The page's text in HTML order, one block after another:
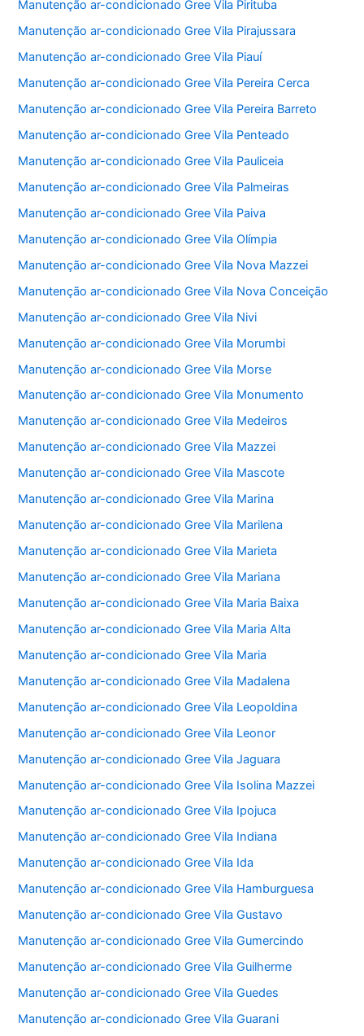
Manutenção ar-condicionado Gree Vila Pirituba
Manutenção ar-condicionado Gree Vila Pirajussara
Manutenção ar-condicionado Gree Vila Piauí
Manutenção ar-condicionado Gree Vila Pereira Cerca
Manutenção ar-condicionado Gree Vila Pereira Barreto
Manutenção ar-condicionado Gree Vila Penteado
Manutenção ar-condicionado Gree Vila Pauliceia
Manutenção ar-condicionado Gree Vila Palmeiras
Manutenção ar-condicionado Gree Vila Paiva
Manutenção ar-condicionado Gree Vila Olímpia
Manutenção ar-condicionado Gree Vila Nova Mazzei
Manutenção ar-condicionado Gree Vila Nova Conceição
Manutenção ar-condicionado Gree Vila Nivi
Manutenção ar-condicionado Gree Vila Morumbi
Manutenção ar-condicionado Gree Vila Morse
Manutenção ar-condicionado Gree Vila Monumento
Manutenção ar-condicionado Gree Vila Medeiros
Manutenção ar-condicionado Gree Vila Mazzei
Manutenção ar-condicionado Gree Vila Mascote
Manutenção ar-condicionado Gree Vila Marina
Manutenção ar-condicionado Gree Vila Marilena
Manutenção ar-condicionado Gree Vila Marieta
Manutenção ar-condicionado Gree Vila Mariana
Manutenção ar-condicionado Gree Vila Maria Baixa
Manutenção ar-condicionado Gree Vila Maria Alta
Manutenção ar-condicionado Gree Vila Maria
Manutenção ar-condicionado Gree Vila Madalena
Manutenção ar-condicionado Gree Vila Leopoldina
Manutenção ar-condicionado Gree Vila Leonor
Manutenção ar-condicionado Gree Vila Jaguara
Manutenção ar-condicionado Gree Vila Isolina Mazzei
Manutenção ar-condicionado Gree Vila Ipojuca
Manutenção ar-condicionado Gree Vila Indiana
Manutenção ar-condicionado Gree Vila Ida
Manutenção ar-condicionado Gree Vila Hamburguesa
Manutenção ar-condicionado Gree Vila Gustavo
Manutenção ar-condicionado Gree Vila Gumercindo
Manutenção ar-condicionado Gree Vila Guilherme
Manutenção ar-condicionado Gree Vila Guedes
Manutenção ar-condicionado Gree Vila Guarani